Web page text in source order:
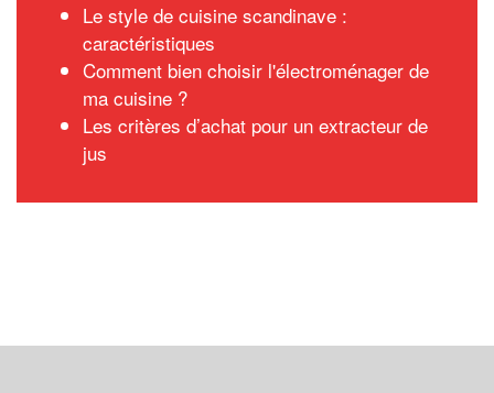
Le style de cuisine scandinave :
caractéristiques
Comment bien choisir l'électroménager de
ma cuisine ?
Les critères d’achat pour un extracteur de
jus